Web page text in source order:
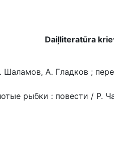
Daiļliteratūra
А. Гладков ;
рыбки : повести / Р.